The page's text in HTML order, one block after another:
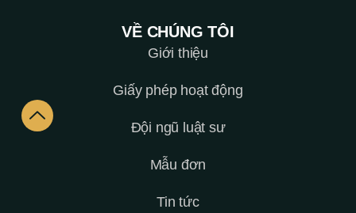
VỀ CHÚNG TÔI
Giới thiệu
Giấy phép hoạt động
Đội ngũ luật sư
Mẫu đơn
Tin tức